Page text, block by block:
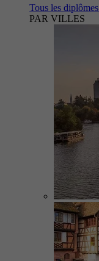
Tous les diplômes
PAR VILLES